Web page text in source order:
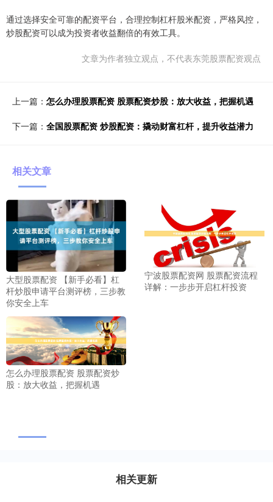
通过选择安全可靠的配资平台，合理控制杠杆股米配资，严格风控，
炒股配资可以成为投资者收益翻倍的有效工具。
文章为作者独立观点，不代表东莞股票配资观点
上一篇： 怎么办理股票配资 股票配资炒股：放大收益，把握机遇
下一篇： 全国股票配资 炒股配资：撬动财富杠杆，提升收益潜力
相关文章
大型股票配资 【新手必看】杠
杆炒股申请平台测评榜，三步教
你安全上车
宁波股票配资网 股票配资流程
详解：一步步开启杠杆投资
怎么办理股票配资 股票配资炒
股：放大收益，把握机遇
相关更新